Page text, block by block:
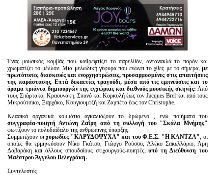
Ένας μουσικός καμβάς που καθρεφτίζει το παρελθόν, αντανακλά το παρόν και
χρωματίζει το μέλλον. Μια μελωδική γέφυρα που ενώνει το χθες με το σήμερα,με
πρωτότυπες διασκευές και ενορχηστρώσεις, προσαρμοσμένες στις απαιτήσεις
της παράστασης.Επτά δεκαετίες τραγούδι, μέσα από τις εμπνεύσεις και το
όραμα τριάντα δημιουργών της εγχώριας και διεθνούς μουσικής σκηνής: Από
τους Σπάρτακο, Κραουνάκη, Σπανό και Κορκολή έως τον Jacques Brel και από τους
Μικρούτσικο, Ξαρχάκο, Κουγιουμτζή και Ζαμπέτα έως τον Christophe.
Κλασικά οργανικά κομμάτια αγκαλιάζουν το δρώμενο , ενώ ποιήματα του
συγγραφέα-ποιητή Αντώνη Ζαΐρη από τη συλλογή του "Σκάλα Μνήμης"
φωτίζουν το πολυδαίδαλο της ανθρώπινης ύπαρξης.
Συμμετέχουν οιχορωδίες "ΚΑΡΥΔΟΨΥΧΑ" και του Φ.Ε.Σ. "Η ΚΑΝΤΖΑ",οι
οποίες θα ερμηνεύσουν Νίκο Γκάτσο, Γιώργο Ρούσσο, Αλέκο Σακελλάριο, Άρη
Δαβαράκη και άλλους σπουδαίους στιχουργούς-ποιητές,υπό τη Διεύθυνση του
Μαέστρου Άγγελου Βελεγράκη.
Συντελεστές